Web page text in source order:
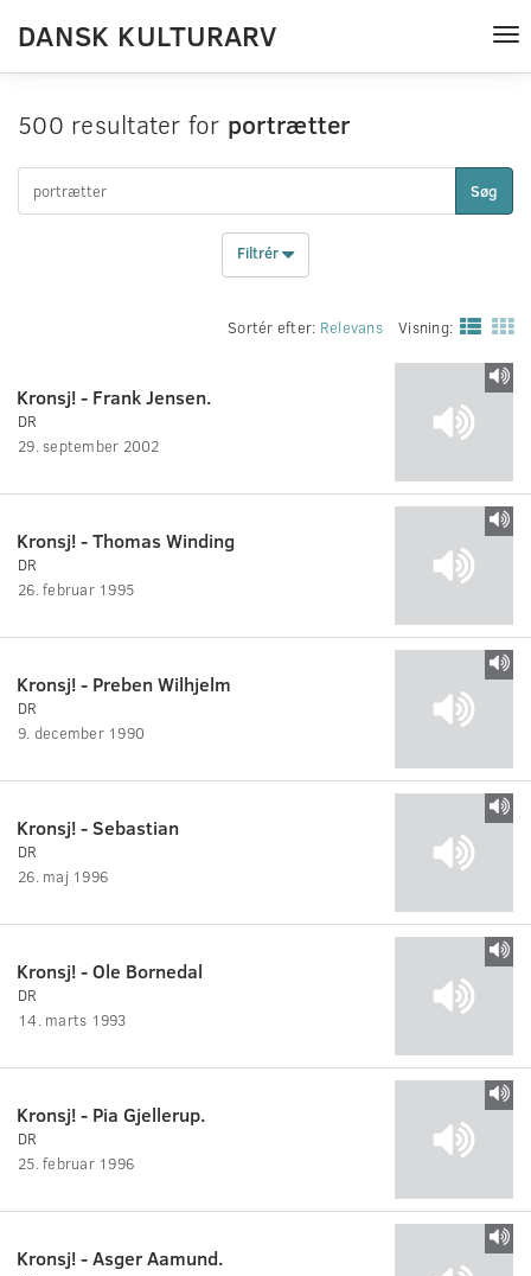
DANSK KULTURARV
500 resultater for portrætter
Søg
Filtrér
Sortér efter: Relevans Visning:
Kronsj! - Frank Jensen.
DR
29. september 2002
Kronsj! - Thomas Winding
DR
26. februar 1995
Kronsj! - Preben Wilhjelm
DR
9. december 1990
Kronsj! - Sebastian
DR
26. maj 1996
Kronsj! - Ole Bornedal
DR
14. marts 1993
Kronsj! - Pia Gjellerup.
DR
25. februar 1996
Kronsj! - Asger Aamund.